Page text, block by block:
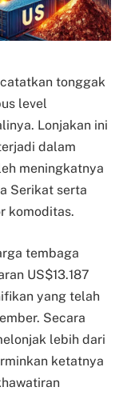
tonggak
level
Lonjakan ini
dalam
meningkatnya
Serikat serta
komoditas.
tembaga
US$13.187
yang telah
Secara
lebih dari
ketatnya